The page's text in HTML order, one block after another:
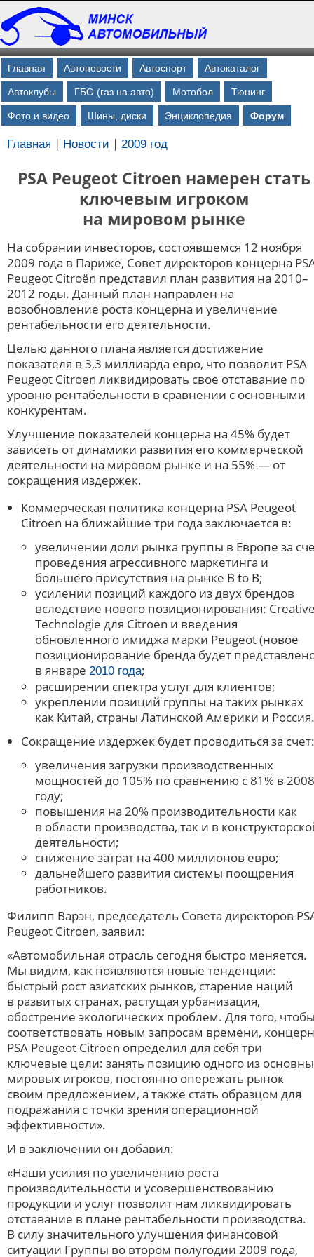
Главная Автоновости Автоспорт Автокаталог
Автоклубы ГБО (газ на авто) Мотобол Тюнинг
Фото и видео Шины, диски Энциклопедия Форум
Главная | Новости | 2009 год
PSA Peugeot Citroen намерен стать
ключевым игроком
на мировом рынке
На собрании инвесторов, состоявшемся 12 ноября
2009 года в Париже, Совет директоров концерна
Peugeot Citroёn представил план развития на 2010–
2012 годы. Данный план направлен на
возобновление роста концерна и увеличение
рентабельности его деятельности.
Целью данного плана является достижение
показателя в 3,3 миллиарда евро, что позволит PSA
Peugeot Citroen ликвидировать свое отставание по
уровню рентабельности в сравнении с основными
конкурентам.
Улучшение показателей концерна на 45% будет
зависеть от динамики развития его коммерческой
деятельности на мировом рынке и на 55% — от
сокращения издержек.
Коммерческая политика концерна PSA Peugeot
Citroen на ближайшие три года заключается в:
увеличении доли рынка группы в Европе за
проведения агрессивного маркетинга и
большего присутствия на рынке B to B;
усилении позиций каждого из двух брендов
вследствие нового позиционирования:
Technologie для Citroen и введения
обновленного имиджа марки Peugeot (новое
позиционирование бренда будет
в январе 2010 года;
расширении спектра услуг для клиентов;
укреплении позиций группы на таких рынках
как Китай, страны Латинской Америки и Россия.
Сокращение издержек будет проводиться за счет:
увеличения загрузки производственных
мощностей до 105% по сравнению с 81% в 2008
году;
повышения на 20% производительности как
в области производства, так и в
деятельности;
снижение затрат на 400 миллионов евро;
дальнейшего развития системы поощрения
работников.
Филипп Варэн, председатель Совета директоров
Peugeot Citroen, заявил:
«Автомобильная отрасль сегодня быстро меняется.
Мы видим, как появляются новые тенденции:
быстрый рост азиатских рынков, старение наций
в развитых странах, растущая урбанизация,
обострение экологических проблем. Для того,
соответствовать новым запросам времени, концерн
PSA Peugeot Citroen определил для себя три
ключевые цели: занять позицию одного из
мировых игроков, постоянно опережать рынок
своим предложением, а также стать образцом для
подражания с точки зрения операционной
эффективности».
И в заключении он добавил:
«Наши усилия по увеличению роста
производительности и усовершенствованию
продукции и услуг позволит нам ликвидировать
отставание в плане рентабельности производства.
В силу значительного улучшения финансовой
ситуации Группы во втором полугодии 2009 года,